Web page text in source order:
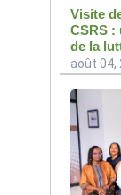
Visite
CSRS :
de la
août 04,